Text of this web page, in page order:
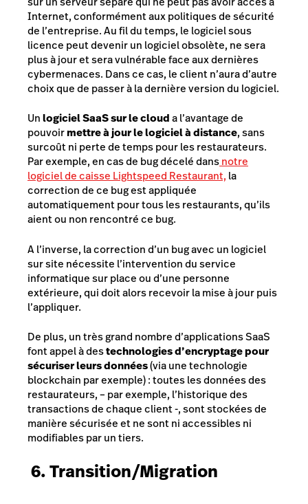
Internet, conformément aux politiques de sécurité
de l’entreprise. Au fil du temps, le logiciel sous
licence peut devenir un logiciel obsolète, ne sera
plus à jour et sera vulnérable face aux dernières
cybermenaces. Dans ce cas, le client n’aura d’autre
choix que de passer à la dernière version du logiciel.
Unlogiciel SaaS sur le clouda l’avantage de
pouvoirmettre à jour le logiciel à distance, sans
surcoût ni perte de temps pour les restaurateurs.
Par exemple, en cas de bug décelé dansnotre
logiciel de caisse Lightspeed Restaurant, la
correction de ce bug est appliquée
automatiquement pour tous les restaurants, qu’ils
aient ou non rencontré ce bug.
A l’inverse, la correction d’un bug avec un logiciel
sur site nécessite l’intervention du service
informatique sur place ou d’une personne
extérieure, qui doit alors recevoir la mise à jour puis
l’appliquer.
De plus, un très grand nombre d’applications SaaS
font appel à destechnologies d’encryptage pour
sécuriser leurs données(via une technologie
blockchain par exemple) : toutes les données des
restaurateurs, – par exemple, l’historique des
transactions de chaque client -, sont stockées de
manière sécurisée et ne sont ni accessibles ni
modifiables par un tiers.
6. Transition/Migration